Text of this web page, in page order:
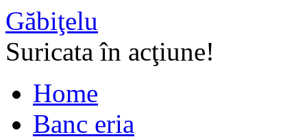
Găbiţelu
Suricata în acţiune!
Home
Banc eria